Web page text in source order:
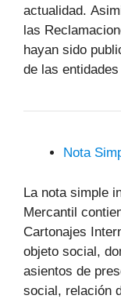
actualidad.
las
hayan sido
de las
Nota
La nota simple
Mercantil
Cartonajes
objeto social,
asientos de
social, relación